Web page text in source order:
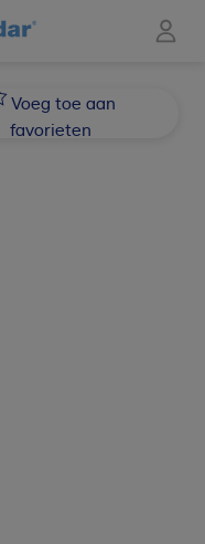
Voeg toe aan
favorieten